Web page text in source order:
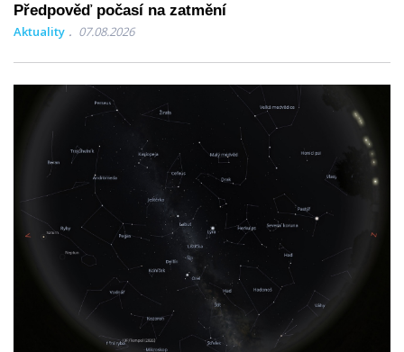
Předpověď počasí na zatmění
Aktuality 07.08.2026